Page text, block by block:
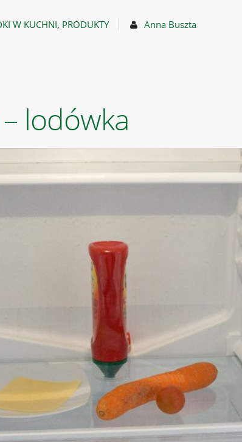
W KUCHNI, PRODUKTY Anna Buszta
lodówka